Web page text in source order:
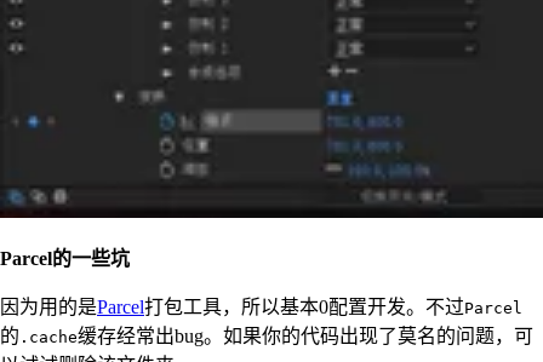
Parcel的一些坑
因为用的是Parcel打包工具，所以基本0配置开发。不过Parcel
的 .cache缓存经常出bug。如果你的代码出现了莫名的问题，可